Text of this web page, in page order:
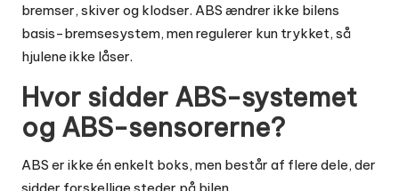
bremser, skiver og klodser. ABS ændrer ikke bilens
basis-bremsesystem, men regulerer kun trykket, så
hjulene ikke låser.
Hvor sidder ABS-systemet
og ABS-sensorerne?
ABS er ikke én enkelt boks, men består af flere dele, der
sidder forskellige steder på bilen.